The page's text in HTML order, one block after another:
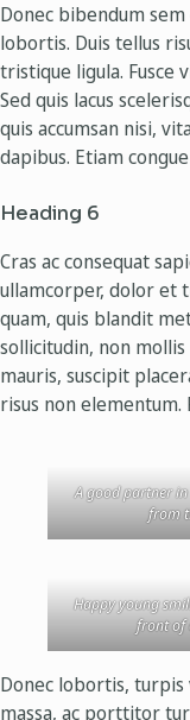
Donec bibendum
lobortis. Duis tellus
tristique ligula. Fusce
Sed quis lacus
quis accumsan nisi,
dapibus. Etiam
Heading 6
Cras ac consequat
ullamcorper, dolor et
quam, quis blandit
sollicitudin, non
mauris, suscipit
risus non elementum.
A good partner
from
Happy young
front of
Donec lobortis,
massa, ac porttitor